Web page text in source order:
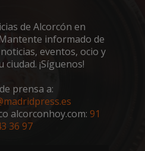
de Alcorcón en
informado de
eventos, ocio y
¡Síguenos!
prensa a:
alcorconhoy.com: 91
36 97